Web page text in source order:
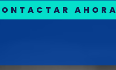
AHORA